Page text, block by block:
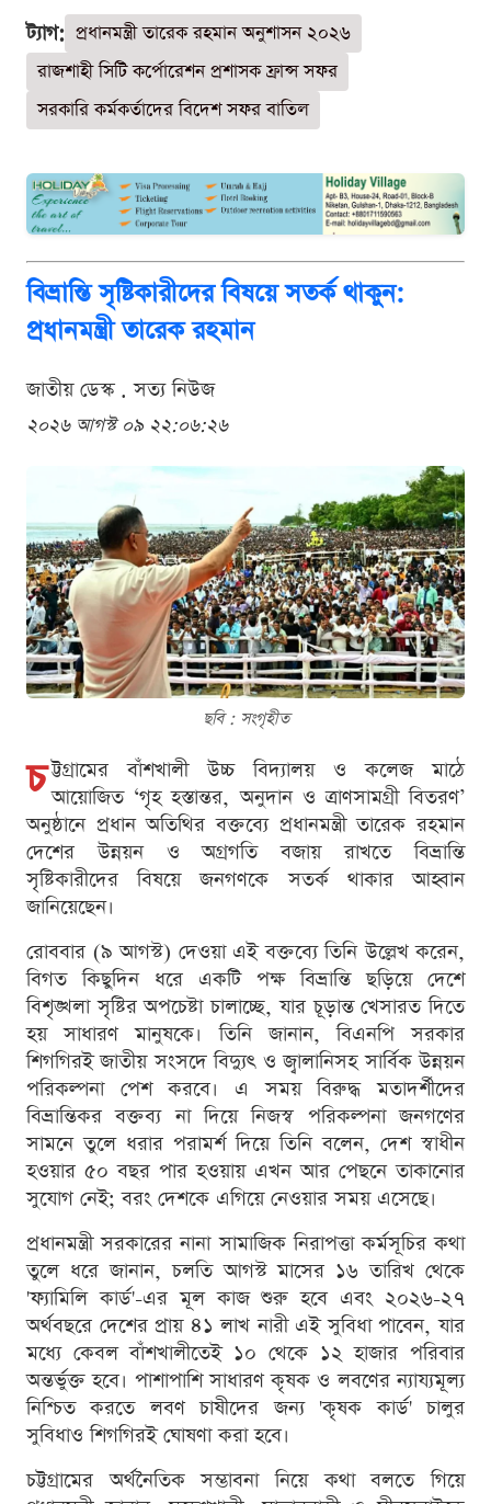
ট্যাগ: প্রধানমন্ত্রী তারেক রহমান অনুশাসন ২০২৬
রাজশাহী সিটি কর্পোরেশন প্রশাসক ফ্রান্স সফর
সরকারি কর্মকর্তাদের বিদেশ সফর বাতিল
বিভ্রান্তি সৃষ্টিকারীদের বিষয়ে সতর্ক থাকুন:
প্রধানমন্ত্রী তারেক রহমান
জাতীয় ডেস্ক . সত্য নিউজ
২০২৬ আগস্ট ০৯ ২২:০৬:২৬
ছবি : সংগৃহীত
চ ট্টগ্রামের বাঁশখালী উচ্চ বিদ্যালয় ও কলেজ মাঠে
আয়োজিত ‘গৃহ হস্তান্তর, অনুদান ও ত্রাণসামগ্রী বিতরণ’
অনুষ্ঠানে প্রধান অতিথির বক্তব্যে প্রধানমন্ত্রী তারেক রহমান
দেশের উন্নয়ন ও অগ্রগতি বজায় রাখতে বিভ্রান্তি
সৃষ্টিকারীদের বিষয়ে জনগণকে সতর্ক থাকার আহ্বান
জানিয়েছেন।
রোববার (৯ আগস্ট) দেওয়া এই বক্তব্যে তিনি উল্লেখ করেন,
বিগত কিছুদিন ধরে একটি পক্ষ বিভ্রান্তি ছড়িয়ে দেশে
বিশৃঙ্খলা সৃষ্টির অপচেষ্টা চালাচ্ছে, যার চূড়ান্ত খেসারত দিতে
হয় সাধারণ মানুষকে। তিনি জানান, বিএনপি সরকার
শিগগিরই জাতীয় সংসদে বিদ্যুৎ ও জ্বালানিসহ সার্বিক উন্নয়ন
পরিকল্পনা পেশ করবে। এ সময় বিরুদ্ধ মতাদর্শীদের
বিভ্রান্তিকর বক্তব্য না দিয়ে নিজস্ব পরিকল্পনা জনগণের
সামনে তুলে ধরার পরামর্শ দিয়ে তিনি বলেন, দেশ স্বাধীন
হওয়ার ৫০ বছর পার হওয়ায় এখন আর পেছনে তাকানোর
সুযোগ নেই; বরং দেশকে এগিয়ে নেওয়ার সময় এসেছে।
প্রধানমন্ত্রী সরকারের নানা সামাজিক নিরাপত্তা কর্মসূচির কথা
তুলে ধরে জানান, চলতি আগস্ট মাসের ১৬ তারিখ থেকে
'ফ্যামিলি কার্ড'-এর মূল কাজ শুরু হবে এবং ২০২৬-২৭
অর্থবছরে দেশের প্রায় ৪১ লাখ নারী এই সুবিধা পাবেন, যার
মধ্যে কেবল বাঁশখালীতেই ১০ থেকে ১২ হাজার পরিবার
অন্তর্ভুক্ত হবে। পাশাপাশি সাধারণ কৃষক ও লবণের ন্যায্যমূল্য
নিশ্চিত করতে লবণ চাষীদের জন্য 'কৃষক কার্ড' চালুর
সুবিধাও শিগগিরই ঘোষণা করা হবে।
চট্টগ্রামের অর্থনৈতিক সম্ভাবনা নিয়ে কথা বলতে গিয়ে